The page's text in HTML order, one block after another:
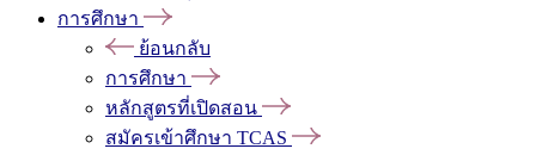
การศึกษา
ย้อนกลับ
การศึกษา
หลักสูตรที่เปิดสอน
สมัครเข้าศึกษา TCAS